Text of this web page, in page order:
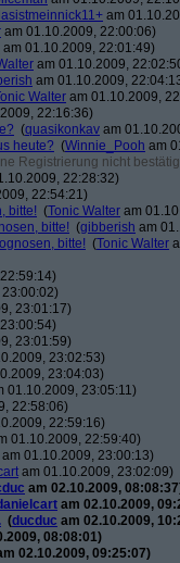
am
am 01.10.2009, 22:00:06)
am 01.10.2009, 22:01:49)
am 01.10.2009,
am 01.10.2009,
Walter am 01.10.2009,
22:16:36)
(quasikonkav am
heute? (Winnie_Pooh am
Registrierung nicht
22:28:32)
22:54:21)
bitte! (Tonic Walter am
bitte! (gibberish am
bitte! (Tonic Walter
23:01:17)
23:01:59)
23:02:53)
23:04:03)
01.10.2009, 23:05:11)
22:58:06)
22:59:16)
01.10.2009, 22:59:40)
am 01.10.2009, 23:00:13)
am 01.10.2009, 23:02:09)
am 02.10.2009,
am 02.10.2009,
(ducduc am 02.10.2009,
08:08:01)
02.10.2009, 09:25:07)